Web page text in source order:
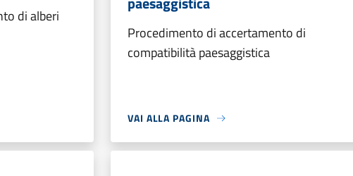
di alberi
Procedimento di accertamento di
compatibilità paesaggistica
VAI ALLA PAGINA